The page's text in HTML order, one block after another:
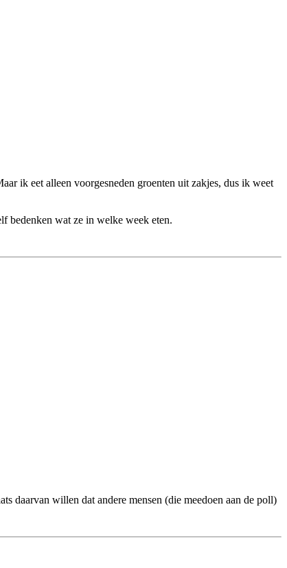
ik eet alleen voorgesneden groenten uit zakjes, dus ik weet
bedenken wat ze in welke week eten.
daarvan willen dat andere mensen (die meedoen aan de poll)